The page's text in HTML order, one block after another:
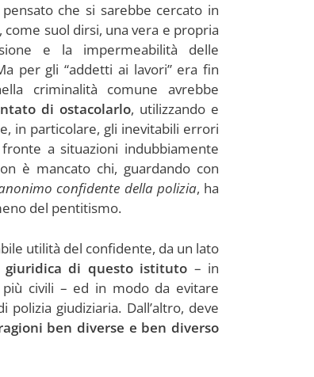
che si sarebbe cercato in
suol dirsi, una vera e propria
e la impermeabilità delle
per gli “addetti ai lavori” era fin
criminalità comune avrebbe
di ostacolarlo, utilizzando e
in particolare, gli inevitabili errori
a situazioni indubbiamente
è mancato chi, guardando con
confidente della polizia, ha
del pentitismo.
utilità del confidente, da un lato
giuridica di questo istituto – in
civili – ed in modo da evitare
giudiziaria. Dall’altro, deve
ben diverse e ben diverso